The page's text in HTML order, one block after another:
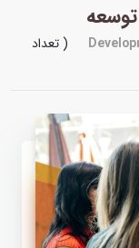
( تعداد